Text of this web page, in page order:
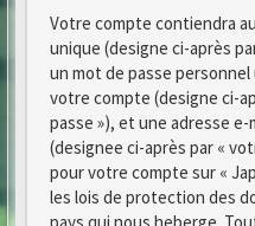
Votre compte contiendra
unique (designe ci-après
un mot de passe
votre compte (designe ci-
passe »), et une adresse
(designee ci-après par «
pour votre compte sur «
les lois de protection des